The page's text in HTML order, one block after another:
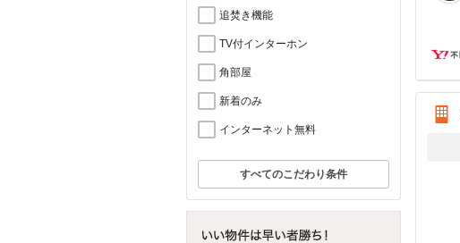
追焚き機能
TV付インターホン
角部屋
新着のみ
インターネット無料
すべてのこだわり条件